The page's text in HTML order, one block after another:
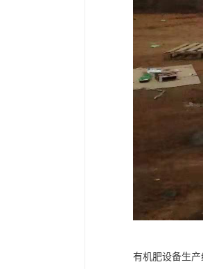
有机肥设备生